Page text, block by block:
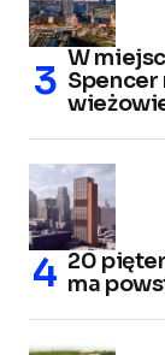
W
20
ma